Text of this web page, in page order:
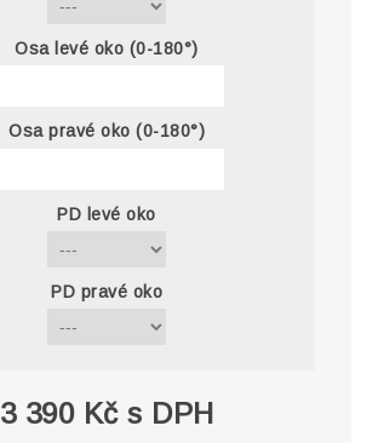
Osa levé oko (0-180°)
Osa pravé oko (0-180°)
PD levé oko
PD pravé oko
3 390 Kč s DPH